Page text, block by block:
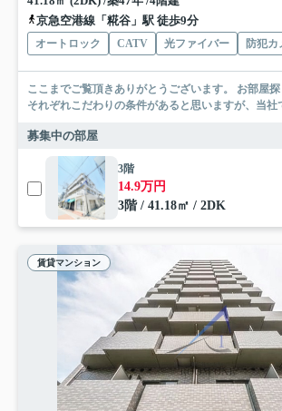
京急空港線「糀谷」駅 徒歩9分
オートロック CATV 光ファイバー 防犯カ
ここまでご覧頂きありがとうございます。 お部屋探しの際には、皆さま
それぞれこだわりの条件があると思いますが、当社
募集中の部屋
3階
14.9万円
3階 / 41.18㎡ / 2DK
賃貸マンション